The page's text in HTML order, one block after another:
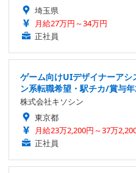
埼玉県
月給27万円～34万円
正社員
ゲーム向けUIデザイナーアシ
ン系転職希望・駅チカ/賞与
株式会社キソシン
東京都
月給23万2,200円～37万
正社員